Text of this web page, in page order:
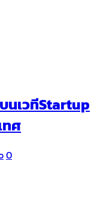
นเวทีStartup
ทศ
0